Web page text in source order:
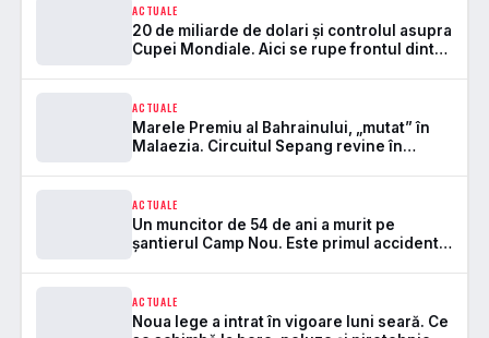
ACTUALE
20 de miliarde de dolari și controlul asupra
Cupei Mondiale. Aici se rupe frontul dintre
ACTUALE
Marele Premiu al Bahrainului, „mutat” în
Malaezia. Circuitul Sepang revine în
ACTUALE
Un muncitor de 54 de ani a murit pe
șantierul Camp Nou. Este primul accident
ACTUALE
Noua lege a intrat în vigoare luni seară. Ce